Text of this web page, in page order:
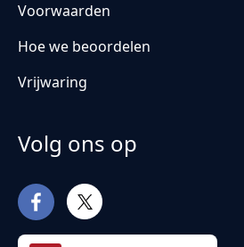
Voorwaarden
Hoe we beoordelen
Vrijwaring
Volg ons op